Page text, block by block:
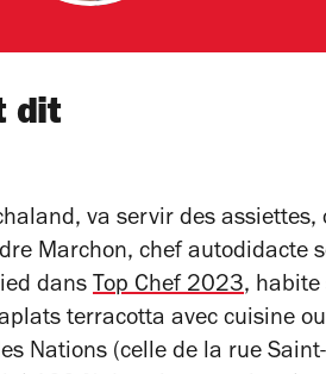
dit
va servir des
Marchon, chef autodidacte
dans Top Chef2023, habite
terracotta avec cuisine
Nations (celle de la rue